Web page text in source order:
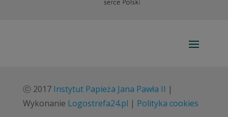
ⓒ 2017 Instytut Papieża Jana Pawła II |
Wykonanie Logostrefa24.pl | Polityka cookies